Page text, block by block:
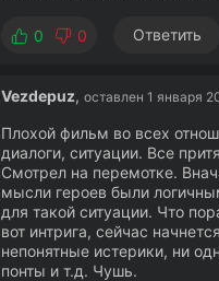
0 0 Ответить
Vezdepuz, оставлен 1 января
Плохой фильм во всех
диалоги, ситуации. Все
Смотрел на перемотке.
мысли героев были
для такой ситуации. Что
вот интрига, сейчас
непонятные истерики, ни
понты и т.д. Чушь.